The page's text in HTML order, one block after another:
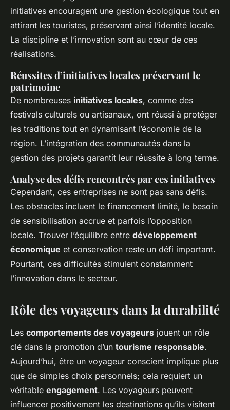
initiatives encouragent une gestion écologique tout en
attirant les touristes, préservant ainsi l’identité locale.
La discipline et l’innovation sont au cœur de ces
réalisations.
Réussites d’initiatives locales préservant le
patrimoine
De nombreuses initiatives locales, comme des
festivals culturels ou artisanaux, ont réussi à protéger
les traditions tout en dynamisant l’économie de la
région. L’intégration des communautés dans la
gestion des projets garantit leur réussite à long terme.
Analyse des défis rencontrés par ces initiatives
Cependant, ces entreprises ne sont pas sans défis.
Les obstacles incluent le financement limité, le besoin
de sensibilisation accrue et parfois l’opposition
locale. Trouver l’équilibre entre développement
économique et conservation reste un défi important.
Pourtant, ces difficultés stimulent constamment
l’innovation dans le secteur.
Rôle des voyageurs dans la durabilité
Les comportements des voyageurs jouent un rôle
clé dans la promotion d’un tourisme responsable.
Aujourd’hui, être un voyageur conscient implique plus
que de simples choix personnels; cela requiert un
véritable engagement. Les voyageurs peuvent
influencer positivement les destinations qu’ils visitent